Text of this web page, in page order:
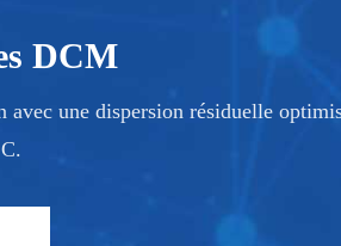
DCM
une dispersion résiduelle